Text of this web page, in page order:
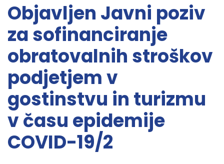
Objavljen Javni poziv
za sofinanciranje
obratovalnih stroškov
podjetjem v
gostinstvu in turizmu
v času epidemije
COVID-19/2